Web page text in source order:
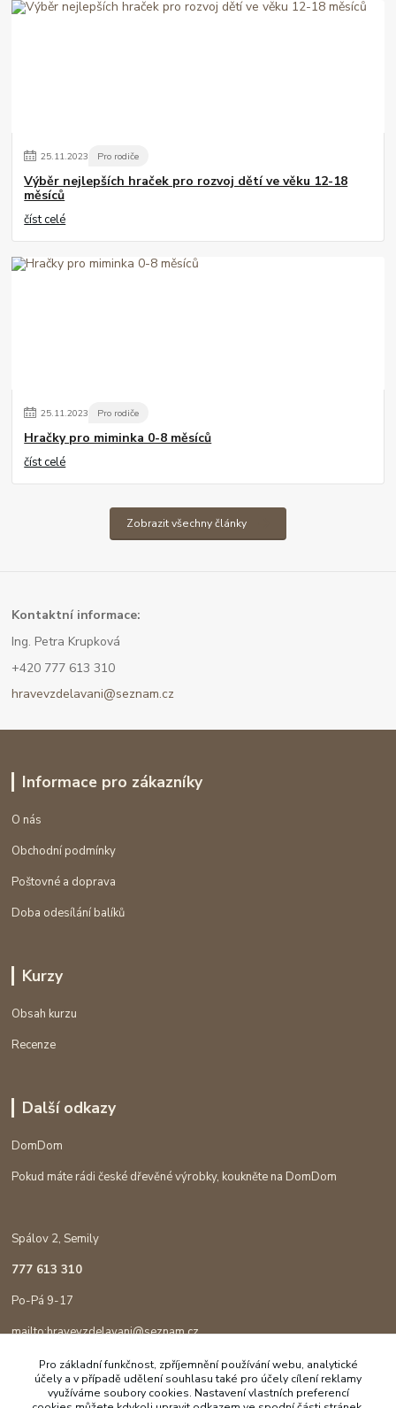
25.11.2023 Pro rodiče
Výběr nejlepších hraček pro rozvoj dětí ve věku 12-18
měsíců
číst celé
25.11.2023 Pro rodiče
Hračky pro miminka 0-8 měsíců
číst celé
Zobrazit všechny články
Kontaktní informace:
Ing. Petra Krupková
+420 777 613 310
hravevzdelavani@seznam.cz
Informace pro zákazníky
O nás
Obchodní podmínky
Poštovné a doprava
Doba odesílání balíků
Kurzy
Obsah kurzu
Recenze
Další odkazy
DomDom
Pokud máte rádi české dřevěné výrobky, koukněte na DomDom
Spálov 2, Semily
777 613 310
Po-Pá 9-17
mailto:hravevzdelavani@seznam.cz
Pro základní funkčnost, zpříjemnění používání webu, analytické
účely a v případě udělení souhlasu také pro účely cílení reklamy
využíváme soubory cookies. Nastavení vlastních preferencí